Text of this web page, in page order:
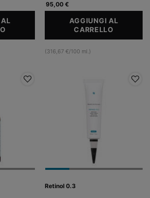
DISCOLORATION DEFENSE SERUM
95,00 €
AGGIUNGI AL
CARRELLO
(316,67 €/100 ml.)
Retinol 0.3